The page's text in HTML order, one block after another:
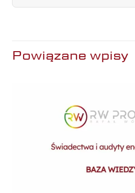
Powiązane wpisy